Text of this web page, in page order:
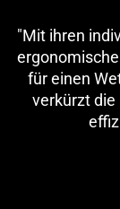
"Mit ihren
für einen
verkürzt die